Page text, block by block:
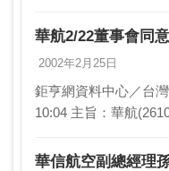
國曼谷國際會中心頒
華航2/22董事會同
2002年2月25日
鉅亨網資料中心／台灣證
10:04 主旨：華航(2610)董事會同意資金貸放子公司華信
1.…
華信航空副總經理